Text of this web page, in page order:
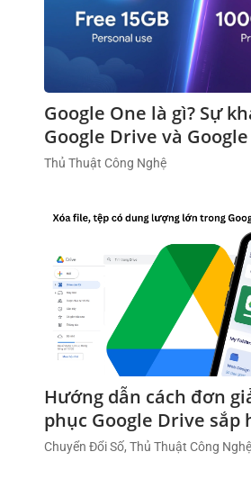
Google One là gì? Sự
Google Drive và
Thủ Thuật Công Nghệ
Hướng dẫn cách đơn
phục Google Drive sắp
lượng
Chuyển Đổi Số, Thủ Thuật Công Nghệ